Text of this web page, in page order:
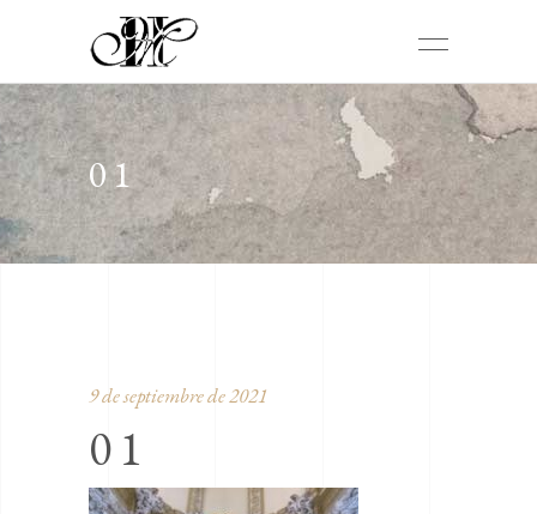
01
9 de septiembre de 2021
01